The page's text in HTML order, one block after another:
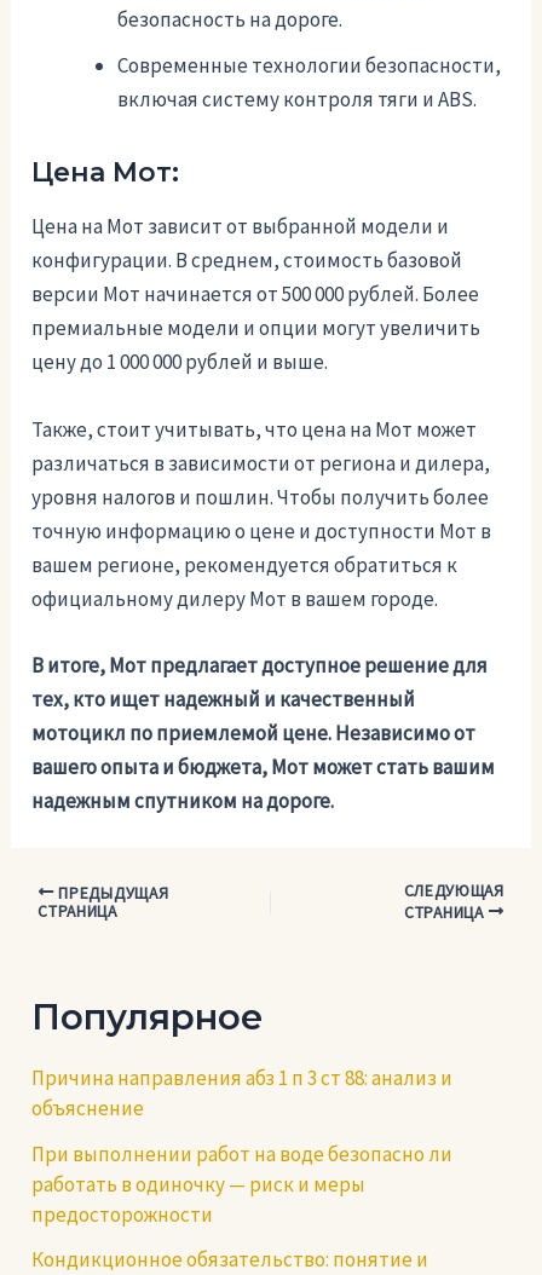
безопасность на дороге.
Современные технологии безопасности,
включая систему контроля тяги и ABS.
Цена Мот:
Цена на Мот зависит от выбранной модели и
конфигурации. В среднем, стоимость базовой
версии Мот начинается от 500 000 рублей. Более
премиальные модели и опции могут увеличить
цену до 1 000 000 рублей и выше.
Также, стоит учитывать, что цена на Мот может
различаться в зависимости от региона и дилера,
уровня налогов и пошлин. Чтобы получить более
точную информацию о цене и доступности Мот в
вашем регионе, рекомендуется обратиться к
официальному дилеру Мот в вашем городе.
В итоге, Мот предлагает доступное решение для
тех, кто ищет надежный и качественный
мотоцикл по приемлемой цене. Независимо от
вашего опыта и бюджета, Мот может стать вашим
надежным спутником на дороге.
Навигация
ПРЕДЫДУЩАЯ
СТРАНИЦА
СЛЕДУЮЩАЯ
СТРАНИЦА
Популярное
Причина направления абз 1 п 3 ст 88: анализ и
объяснение
При выполнении работ на воде безопасно ли
работать в одиночку — риск и меры
предосторожности
Кондикционное обязательство: понятие и